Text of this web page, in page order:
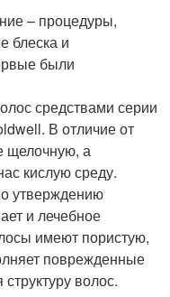
– процедуры,
блеска и
были
средствами серии
В отличие от
щелочную, а
кислую среду.
утверждению
и лечебное
имеют пористую,
поврежденные
волос.